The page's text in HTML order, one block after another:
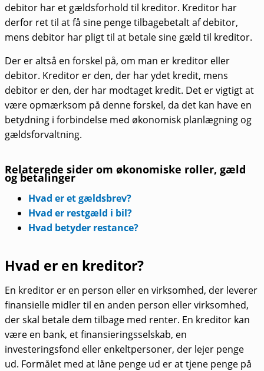
debitor har et gældsforhold til kreditor. Kreditor har
derfor ret til at få sine penge tilbagebetalt af debitor,
mens debitor har pligt til at betale sine gæld til kreditor.
Der er altså en forskel på, om man er kreditor eller
debitor. Kreditor er den, der har ydet kredit, mens
debitor er den, der har modtaget kredit. Det er vigtigt at
være opmærksom på denne forskel, da det kan have en
betydning i forbindelse med økonomisk planlægning og
gældsforvaltning.
Relaterede sider om økonomiske roller, gæld
og betalinger
Hvad er et gældsbrev?
Hvad er restgæld i bil?
Hvad betyder restance?
Hvad er en kreditor?
En kreditor er en person eller en virksomhed, der leverer
finansielle midler til en anden person eller virksomhed,
der skal betale dem tilbage med renter. En kreditor kan
være en bank, et finansieringsselskab, en
investeringsfond eller enkeltpersoner, der lejer penge
ud. Formålet med at låne penge ud er at tjene penge på